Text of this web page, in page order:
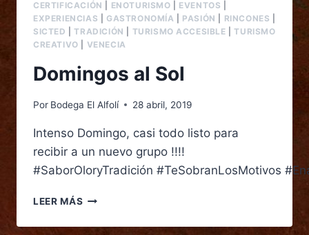
CERTIFICACIÓN
ENOTURISMO EVENTOS
EXPERIENCIAS
GASTRONOMÍA PASIÓN RINCONES
SICTED
|TRADICIÓN TURISMO ACCESIBLE |TURISMO
CREATIVO
VENECIA
Domingos al Sol
Por Bodega El Alfolí 28 abril, 2019
Intenso Domingo, casi todo listo para
recibir a un nuevo grupo !!!!
#SaborOloryTradición #TeSobranLosMotivos
LEER MÁS